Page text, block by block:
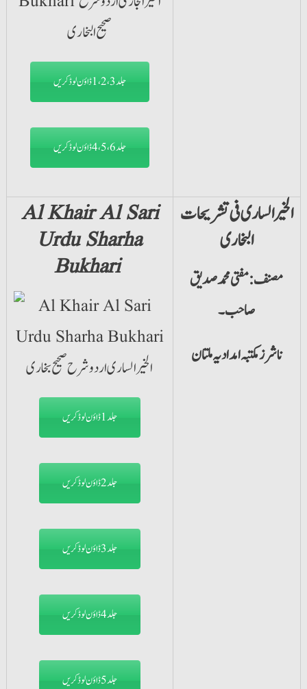
جلد1،2،3 ڈاؤن لوڈ کریں
جلد4،5،6 ڈاؤن لوڈ کریں
Al Khair Al Sari
Urdu Sharha
Bukhari
جلد1 ڈاؤن لوڈ کریں
جلد2 ڈاؤن لوڈ کریں
جلد3 ڈاؤن لوڈ کریں
جلد4 ڈاؤن لوڈ کریں
جلد5 ڈاؤن لوڈ کریں
الخیر الساری فی تشریحات
البخاری
مصنف: مفتی محمد صدیق
صاحب۔
ناشرز مکتبہ امدادیہ ملتان